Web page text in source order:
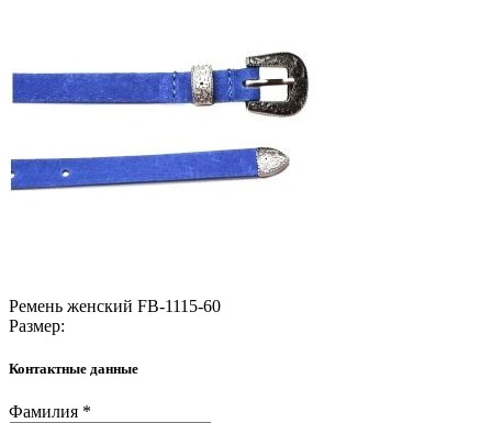
Ремень женский FB-1115-60
Размер:
Контактные данные
Фамилия *